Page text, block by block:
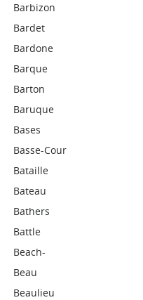
Barbizon
Bardet
Bardone
Barque
Barton
Baruque
Bases
Basse-Cour
Bataille
Bateau
Bathers
Battle
Beach-
Beau
Beaulieu